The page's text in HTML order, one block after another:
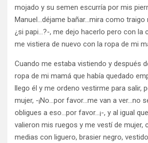
mojado y su semen escurría por mis
Manuel…déjame bañar…mira como traigo
¿si papi…?-, me dejo hacerlo pero con la
me vistiera de nuevo con la ropa de mi
Cuando me estaba vistiendo y después
ropa de mi mamá que había quedado
llego él y me ordeno vestirme para salir,
mujer, -¡No…por favor…me van a ver…no
obligues a eso…por favor…¡-, y al igual
valieron mis ruegos y me vestí de mujer,
medias con liguero, brasier negro,